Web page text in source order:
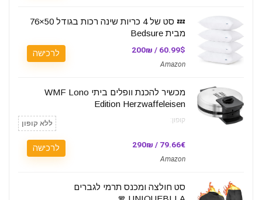
💤 סט של 4 כריות שינה רכות בגודל 50×76
מבית Bedsure
60.99$ / 200₪
Amazon
לרכישה
מכשיר להכנת וופלים ביתי WMF Lono
Edition Herzwaffeleisen
קופון: ללא קופון
79.66€ / 290₪
Amazon
לרכישה
סט חולצה ומכנס תרמי לגברים